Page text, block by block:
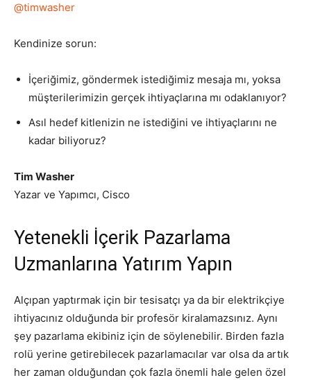
@timwasher
Kendinize sorun:
İçeriğimiz, göndermek istediğimiz mesaja mı, yoksa
müşterilerimizin gerçek ihtiyaçlarına mı odaklanıyor?
Asıl hedef kitlenizin ne istediğini ve ihtiyaçlarını ne
kadar biliyoruz?
Tim Washer
Yazar ve Yapımcı, Cisco
Yetenekli İçerik Pazarlama
Uzmanlarına Yatırım Yapın
Alçıpan yaptırmak için bir tesisatçı ya da bir elektrikçiye
ihtiyacınız olduğunda bir profesör kiralamazsınız. Aynı
şey pazarlama ekibiniz için de söylenebilir. Birden fazla
rolü yerine getirebilecek pazarlamacılar var olsa da artık
her zaman olduğundan çok fazla önemli hale gelen özel